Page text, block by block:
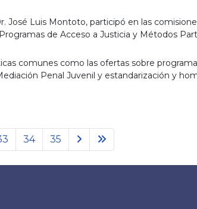
José Luis Montoto, participó en las
de Acceso a Justicia y Métodos
comunes como las ofertas sobre
Penal Juvenil y estandarización y
34 35